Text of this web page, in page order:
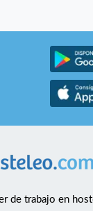
de trabajo en